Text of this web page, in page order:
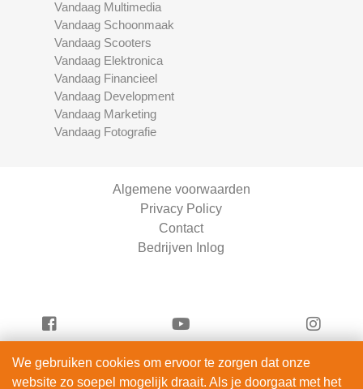
Vandaag Multimedia
Vandaag Schoonmaak
Vandaag Scooters
Vandaag Elektronica
Vandaag Financieel
Vandaag Development
Vandaag Marketing
Vandaag Fotografie
Algemene voorwaarden
Privacy Policy
Contact
Bedrijven Inlog
Vandaag Fietsen is onderdeel van
We gebruiken cookies om ervoor te zorgen dat onze
website zo soepel mogelijk draait. Als je doorgaat met het